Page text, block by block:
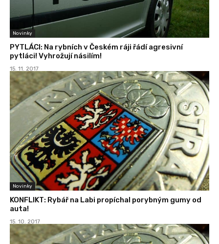
Novinky
PYTLÁCI: Na rybních v Českém ráji řádí agresivní
pytláci! Vyhrožují násilím!
15. 11. 2017
Novinky
KONFLIKT: Rybář na Labi propíchal porybným gumy od
auta!
15. 10. 2017